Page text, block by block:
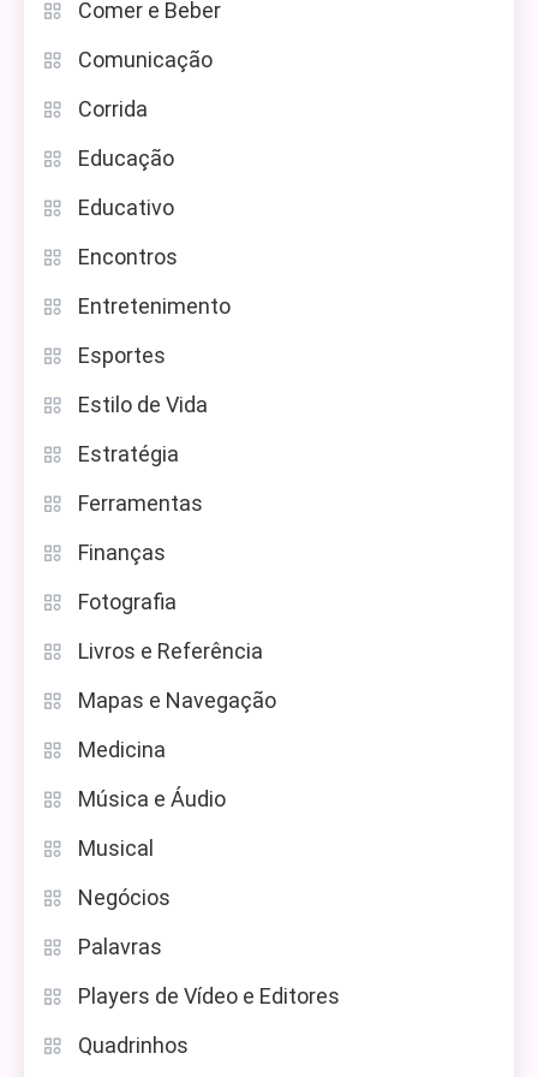
Comer e Beber
Comunicação
Corrida
Educação
Educativo
Encontros
Entretenimento
Esportes
Estilo de Vida
Estratégia
Ferramentas
Finanças
Fotografia
Livros e Referência
Mapas e Navegação
Medicina
Música e Áudio
Musical
Negócios
Palavras
Players de Vídeo e Editores
Quadrinhos